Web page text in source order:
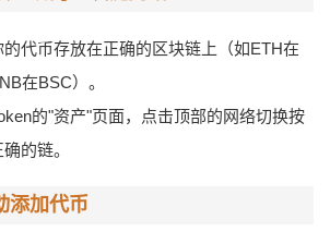
的代币存放在正确的区块链上（如ETH在
在BSC）。
的"资产"页面，点击顶部的网络切换按
的链。
添加代币